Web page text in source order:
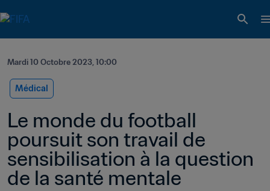
Mardi 10 Octobre 2023, 10:00
Médical
Le monde du football
poursuit son travail de
sensibilisation à la question
de la santé mentale